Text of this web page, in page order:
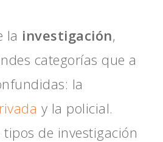
la investigación,
categorías que a
la
y la policial.
de investigación